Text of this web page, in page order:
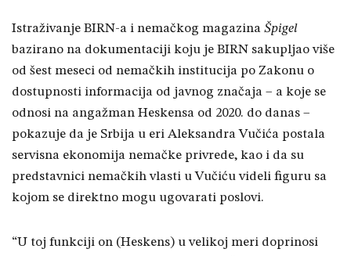
Istraživanje BIRN-a i nemačkog magazina Špigel
bazirano na dokumentaciji koju je BIRN sakupljao više
od šest meseci od nemačkih institucija po Zakonu o
dostupnosti informacija od javnog značaja – a koje se
odnosi na angažman Heskensa od 2020. do danas –
pokazuje da je Srbija u eri Aleksandra Vučića postala
servisna ekonomija nemačke privrede, kao i da su
predstavnici nemačkih vlasti u Vučiću videli figuru sa
kojom se direktno mogu ugovarati poslovi.
“U toj funkciji on (Heskens) u velikoj meri doprinosi